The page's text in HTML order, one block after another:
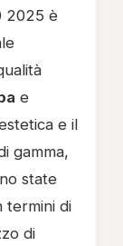
2025 è
e
e il
gamma,
state
termini di
di